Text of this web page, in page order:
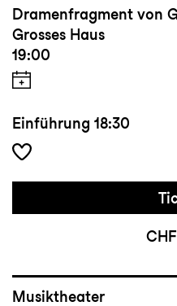
Dramenfragment von
Grosses Haus
19:00
Einführung 18:30
Musiktheater